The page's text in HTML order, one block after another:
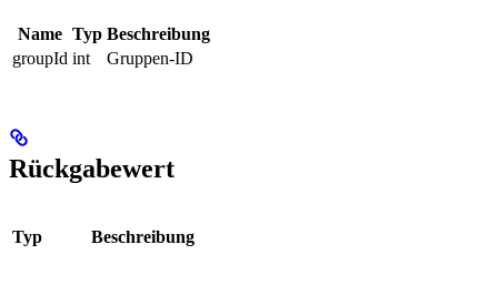
Name Typ Beschreibung
groupId int Gruppen-ID
Rückgabewert
Typ Beschreibung